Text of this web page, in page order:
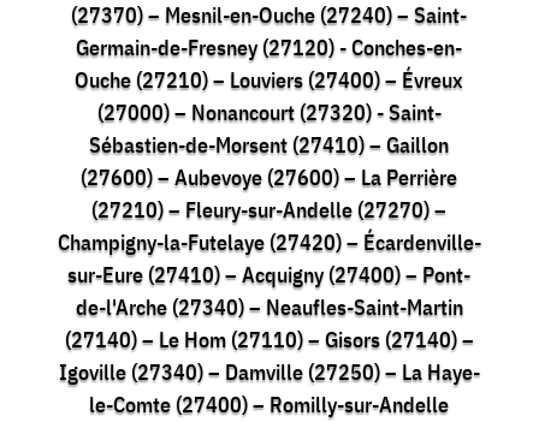
(27370) – Mesnil-en-Ouche (27240) – Saint-
Germain-de-Fresney (27120) - Conches-en-
Ouche (27210) – Louviers (27400) – Évreux
(27000) – Nonancourt (27320) - Saint-
Sébastien-de-Morsent (27410) – Gaillon
(27600) – Aubevoye (27600) – La Perrière
(27210) – Fleury-sur-Andelle (27270) –
Champigny-la-Futelaye (27420) – Écardenville-
sur-Eure (27410) – Acquigny (27400) – Pont-
de-l'Arche (27340) – Neaufles-Saint-Martin
(27140) – Le Hom (27110) – Gisors (27140) –
Igoville (27340) – Damville (27250) – La Haye-
le-Comte (27400) – Romilly-sur-Andelle